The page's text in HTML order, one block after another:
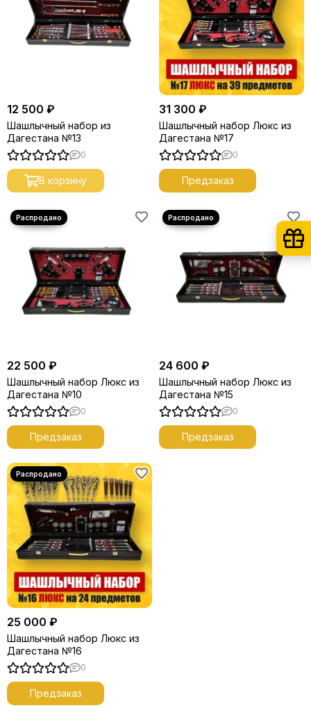
12 500 ₽
Шашлычный набор из
Дагестана №13
0
В корзину
31 300 ₽
Шашлычный набор Люкс из
Дагестана №17
0
Предзаказ
22 500 ₽
Шашлычный набор Люкс из
Дагестана №10
0
Предзаказ
24 600 ₽
Шашлычный набор Люкс из
Дагестана №15
0
Предзаказ
25 000 ₽
Шашлычный набор Люкс из
Дагестана №16
0
Предзаказ